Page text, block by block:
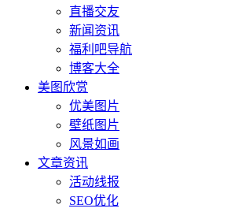
直播交友
新闻资讯
福利吧导航
博客大全
美图欣赏
优美图片
壁纸图片
风景如画
文章资讯
活动线报
SEO优化